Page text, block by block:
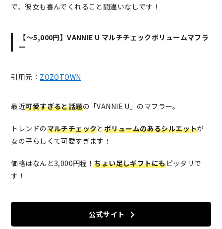
で、彼女も喜んでくれること間違いなしです！
【～5,000円】VANNIE U マルチチェックボリュームマフラ
ー
引用元： ZOZOTOWN
最近可愛すぎると話題の「VANNIE U」のマフラー。
トレンドのマルチチェックとボリュームのあるシルエットが
女の子らしくて可愛すぎます！
価格はなんと3,000円程！ちょい足しギフトにもピッタリで
す！
公式サイト